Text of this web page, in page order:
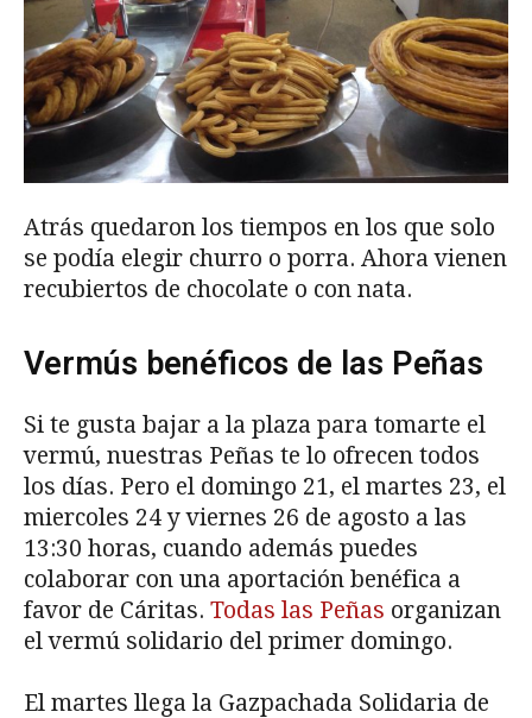
Atrás quedaron los tiempos en los que solo
se podía elegir churro o porra. Ahora vienen
recubiertos de chocolate o con nata.
Vermús benéficos de las Peñas
Si te gusta bajar a la plaza para tomarte el
vermú, nuestras Peñas te lo ofrecen todos
los días. Pero el domingo 21, el martes 23, el
miercoles 24 y viernes 26 de agosto a las
13:30 horas, cuando además puedes
colaborar con una aportación benéfica a
favor de Cáritas. Todas las Peñas organizan
el vermú solidario del primer domingo.
El martes llega la Gazpachada Solidaria de